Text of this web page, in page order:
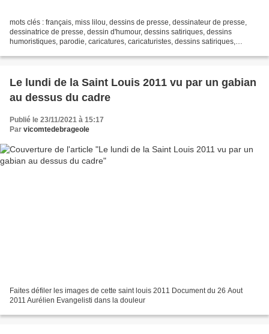
mots clés : français, miss lilou, dessins de presse, dessinateur de presse,
dessinatrice de presse, dessin d'humour, dessins satiriques, dessins
humoristiques, parodie, caricatures, caricaturistes, dessins satiriques,
Le lundi de la Saint Louis 2011 vu par un gabian
au dessus du cadre
Publié le 23/11/2021 à 15:17
Par vicomtedebrageole
Faites défiler les images de cette saint louis 2011 Document du 26 Aout
2011 Aurélien Evangelisti dans la douleur